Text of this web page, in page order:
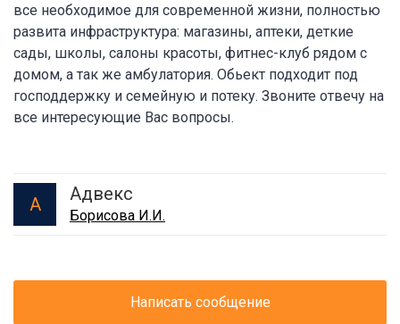
все необходимое для современной жизни, полностью
развита инфраструктура: магазины, аптеки, деткие
сады, школы, салоны красоты, фитнес-клуб рядом с
домом, а так же амбулатория. Обьект подходит под
господдержку и семейную и потеку. Звоните отвечу на
все интересующие Вас вопросы.
А Адвекс
Борисова И.И.
Написать сообщение